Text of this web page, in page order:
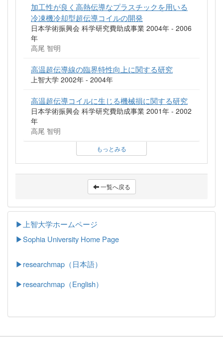
加工性が良く高熱伝導なプラスチックを用いる
冷凍機冷却型超伝導コイルの開発
日本学術振興会 科学研究費助成事業 2004年 - 2006
年
高尾 智明
高温超伝導線の臨界特性向上に関する研究
上智大学 2002年 - 2004年
高温超伝導コイルに生じる機械損に関する研究
日本学術振興会 科学研究費助成事業 2001年 - 2002
年
高尾 智明
もっとみる
一覧へ戻る
▶上智大学ホームページ
▶Sophia University Home Page
▶researchmap（日本語）
▶researchmap（English）